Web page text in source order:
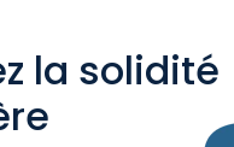
la solidité